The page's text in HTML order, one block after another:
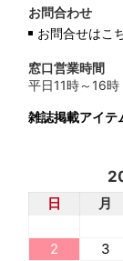
お問合わせ
お問合せはこ
窓口営業時間
平日11時～16時
雑誌掲載アイテ
日 月
2
3